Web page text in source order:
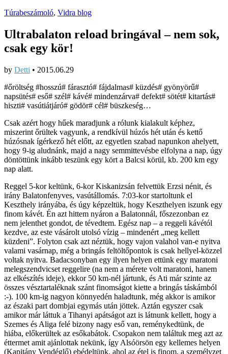
Túrabeszámoló, Vidra blog
Ultrabalaton reload bringával – nem sok,
csak egy kör!
by Detti • 2015.06.29
#őröltség #hosszú# fárasztó# fájdalmas# küzdés# gyönyörű#
napsütés# eső# szél# kávé# mindenzárva# defekt# sötét# kitartás#
hiszti# vasútiátjáró# gödör# cél# büszkeség…
Csak azért hogy hűek maradjunk a rólunk kialakult képhez,
miszerint őrültek vagyunk, a rendkívül húzós hét után és kettő
húzósnak ígérkező hét előtt, az egyetlen szabad napunkon ahelyett,
hogy 9-ig aludnánk, majd a nagy semmittevésbe elfolyna a nap, úgy
döntöttünk inkább teszünk egy kört a Balcsi körül, kb. 200 km egy
nap alatt.
Reggel 5-kor keltünk, 6-kor Kiskanizsán felvettük Erzsi nénit, és
irány Balatonfenyves, vasútállomás. 7:03-kor startoltunk el
Keszthely irányába, és úgy képzeltük, hogy Keszthelyen iszunk egy
finom kávét. Én azt hittem nyáron a Balatonnál, főszezonban ez
nem jelenthet gondot, de tévedtem. Egész nap – a reggeli kávétól
kezdve, az este vásárolt utolsó vízig – mindenért „meg kellett
küzdeni”. Folyton csak azt néztük, hogy vajon valahol van-e nyitva
valami vasárnap, még a bringás feltöltőpontok is csak hellyel-közzel
voltak nyitva. Badacsonyban egy ilyen helyen ettünk egy maratoni
melegszendvicset reggelire (na nem a mérete volt maratoni, hanem
az elkészítés ideje), ekkor 50 km-nél jártunk, és Ati már szinte az
összes vésztartaléknak szánt finomságot kiette a bringás táskámból
:-). 100 km-ig nagyon könnyedén haladtunk, még akkor is amikor
az északi part dombjai egymás után jöttek. Aztán egyszer csak
amikor már láttuk a Tihanyi apátságot azt is látnunk kellett, hogy a
Szemes és Aliga felé bizony nagy eső van, reménykedtünk, de
hiába, előkerültek az esőkabátok. Csopakon nem találtuk meg azt az
éttermet amit ajánlottak nekünk, így Alsóörsön egy kellemes helyen
(Kapitány Vendéglő) ebédeltünk, ahol az étel is finom, a személyzet